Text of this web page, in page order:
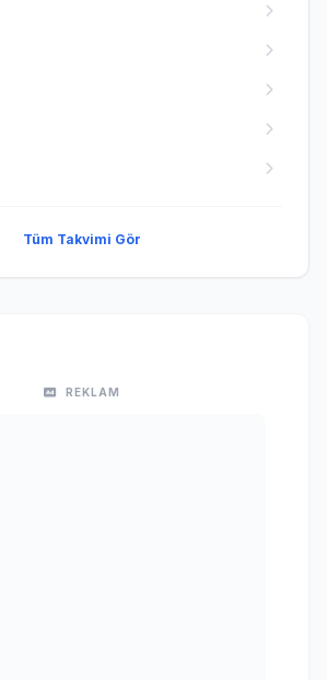
Tüm Takvimi Gör
REKLAM